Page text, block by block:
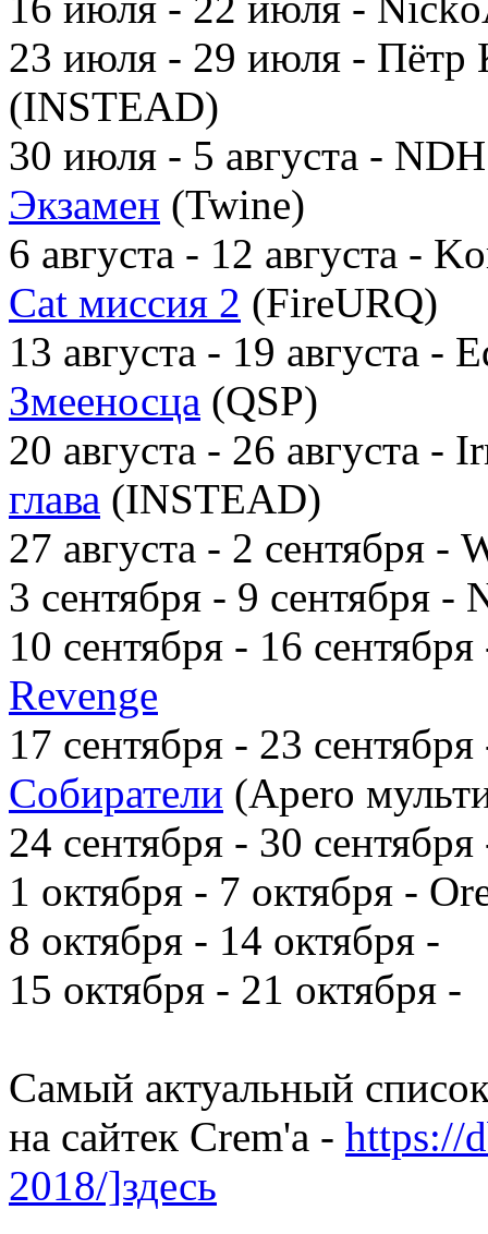
23 июля - 29 июля -
(INSTEAD)
30 июля - 5 августа -
Экзамен (Twine)
6 августа - 12 августа -
Cat миссия 2 (FireURQ)
13 августа - 19 августа -
Змееносца (QSP)
20 августа - 26 августа -
глава (INSTEAD)
27 августа - 2 сентября -
3 сентября - 9 сентября
10 сентября - 16
Revenge
17 сентября - 23
Собиратели (Apero
24 сентября - 30
1 октября - 7 октября -
8 октября - 14 октября -
15 октября - 21 октября -
Самый актуальный
на сайтек Crem'a - https://
2018/]здесь